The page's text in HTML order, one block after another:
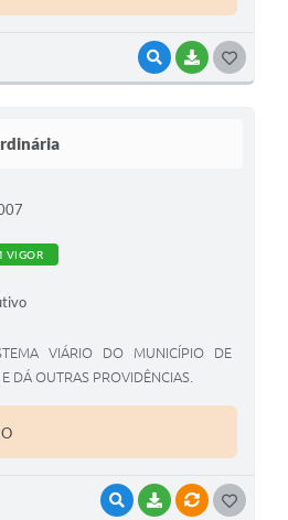
VISUALIZAR
BAIXAR
VISUALIZAR
BAIXARVÍNCULOS
VIGOR
VIÁRIO DO MUNICÍPIO DE
DÁ OUTRAS PROVIDÊNCIAS.